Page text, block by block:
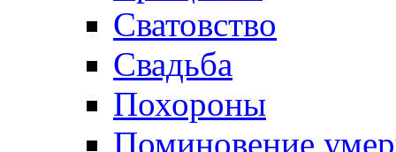
Сватовство
Свадьба
Похороны
Поминовение